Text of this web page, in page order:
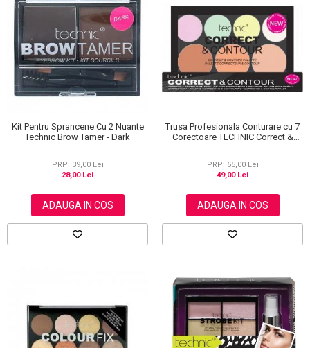
Kit Pentru Sprancene Cu 2 Nuante
Technic Brow Tamer - Dark
PRP: 39,00 Lei
28,00 Lei
ADAUGA IN COS
Trusa Profesionala Conturare cu 7
Corectoare TECHNIC Correct &
PRP: 65,00 Lei
49,00 Lei
ADAUGA IN COS